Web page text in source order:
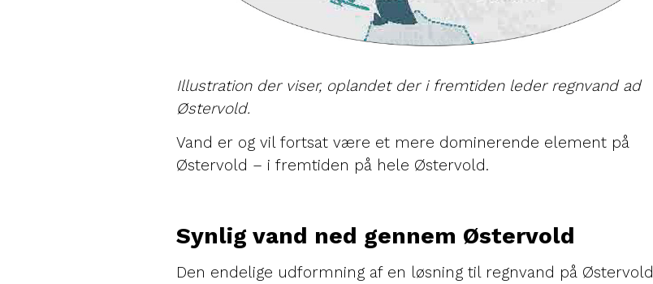
Illustration der viser, oplandet der i fremtiden leder regnvand ad
Østervold.
Vand er og vil fortsat være et mere dominerende element på
Østervold – i fremtiden på hele Østervold.
Synlig vand ned gennem Østervold
Den endelige udformning af en løsning til regnvand på Østervold